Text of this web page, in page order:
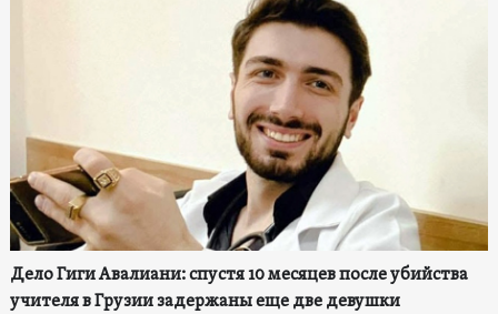
Дело Гиги Авалиани: спустя 10 месяцев после убийства
учителя в Грузии задержаны еще две девушки